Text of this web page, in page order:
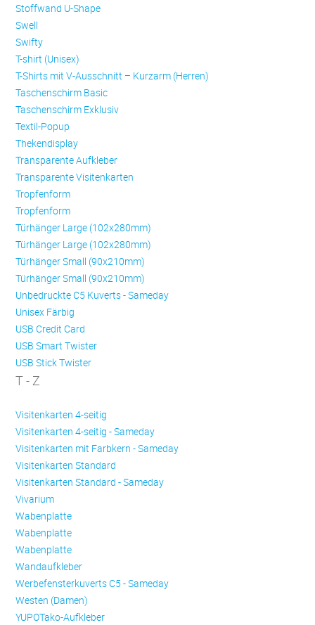
Stoffwand U-Shape
Swell
Swifty
T-shirt (Unisex)
T-Shirts mit V-Ausschnitt – Kurzarm (Herren)
Taschenschirm Basic
Taschenschirm Exklusiv
Textil-Popup
Thekendisplay
Transparente Aufkleber
Transparente Visitenkarten
Trop­fen­form
Trop­fen­form
Türhänger Large (102x280mm)
Türhänger Large (102x280mm)
Türhänger Small (90x210mm)
Türhänger Small (90x210mm)
Unbedruckte C5 Kuverts - Sameday
Unisex Färbig
USB Credit Card
USB Smart Twister
USB Stick Twister
T - Z
Visitenkarten 4-seitig
Visitenkarten 4-seitig - Sameday
Visitenkarten mit Farbkern - Sameday
Visitenkarten Standard
Visitenkarten Standard - Sameday
Vivarium
Wabenplatte
Wabenplatte
Wabenplatte
Wandaufkleber
Werbefensterkuverts C5 - Sameday
Westen (Damen)
YUPOTako-Aufkleber